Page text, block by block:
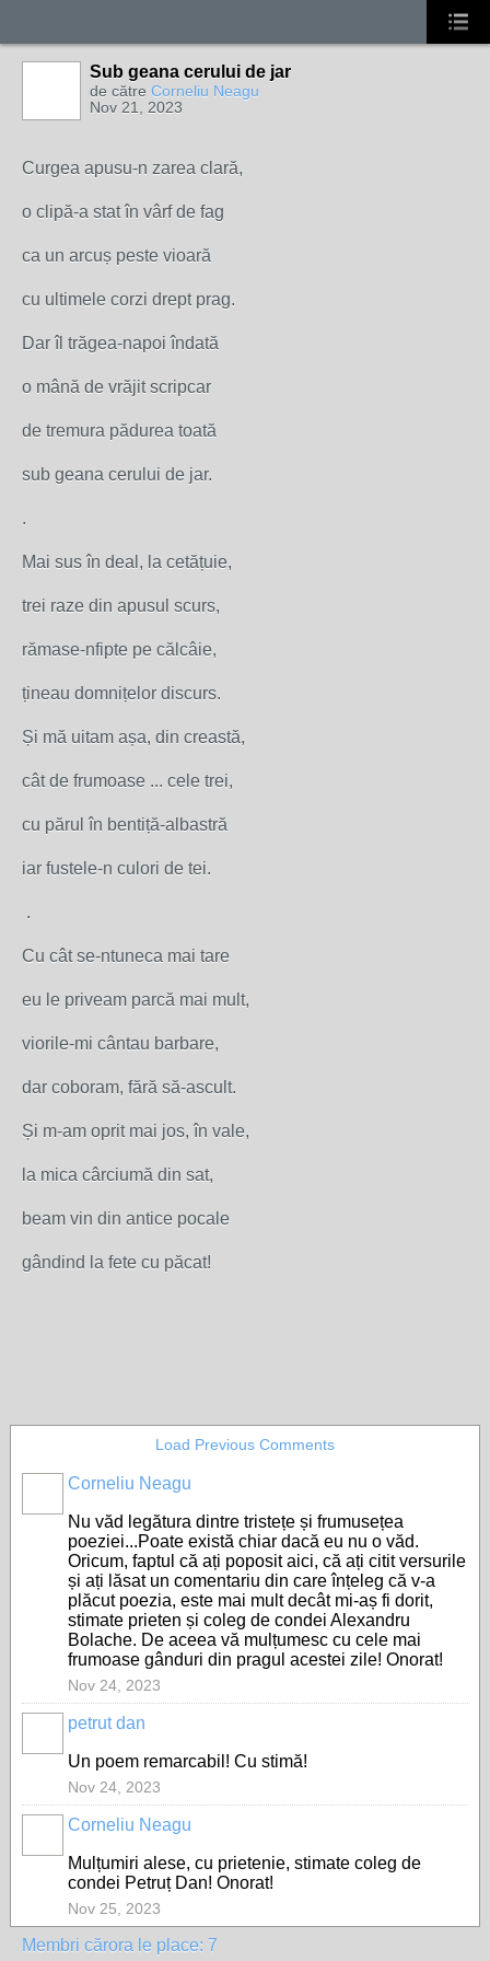
Sub geana cerului de jar
de către Corneliu Neagu
Nov 21, 2023
Curgea apusu-n zarea clară,
o clipă-a stat în vârf de fag
ca un arcuș peste vioară
cu ultimele corzi drept prag.
Dar îl trăgea-napoi îndată
o mână de vrăjit scripcar
de tremura pădurea toată
sub geana cerului de jar.
.
Mai sus în deal, la cetățuie,
trei raze din apusul scurs,
rămase-nfipte pe călcâie,
țineau domnițelor discurs.
Și mă uitam așa, din creastă,
cât de frumoase ... cele trei,
cu părul în bentiță-albastră
iar fustele-n culori de tei.
.
Cu cât se-ntuneca mai tare
eu le priveam parcă mai mult,
viorile-mi cântau barbare,
dar coboram, fără să-ascult.
Și m-am oprit mai jos, în vale,
la mica cârciumă din sat,
beam vin din antice pocale
gândind la fete cu păcat!
Load Previous Comments
Corneliu Neagu
Nu văd legătura dintre tristețe și frumusețea
poeziei...Poate există chiar dacă eu nu o văd.
Oricum, faptul că ați poposit aici, că ați citit versurile
și ați lăsat un comentariu din care înțeleg că v-a
plăcut poezia, este mai mult decât mi-aș fi dorit,
stimate prieten și coleg de condei Alexandru
Bolache. De aceea vă mulțumesc cu cele mai
frumoase gânduri din pragul acestei zile! Onorat!
Nov 24, 2023
petrut dan
Un poem remarcabil! Cu stimă!
Nov 24, 2023
Corneliu Neagu
Mulțumiri alese, cu prietenie, stimate coleg de
condei Petruț Dan! Onorat!
Nov 25, 2023
Membri cărora le place: 7